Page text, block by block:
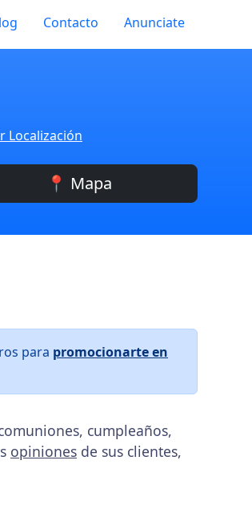
Contacto Anunciate
Localización
📍 Mapa
para promocionarte en
cumpleaños,
opiniones de sus clientes,